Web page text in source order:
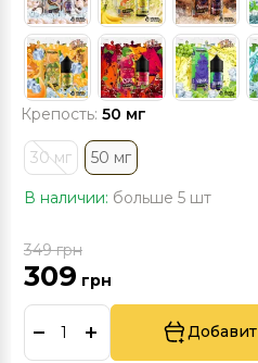
Крепость: 50 мг
30 мг 50 мг
В наличии: больше 5 шт
349грн
309 грн